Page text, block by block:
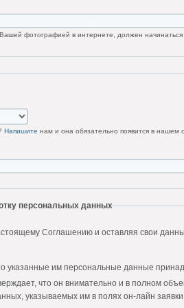
фотографией в интернете, должен начинаться
Напишите нам и она обязательно появится в нашем
персональных данных
Соглашению и оставляя свои
указанные им персональные данные
что он внимательно и в полном
указываемых им в полях он-лайн